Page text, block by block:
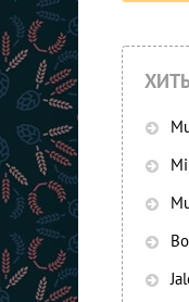
-Bezori
Oshiq edim